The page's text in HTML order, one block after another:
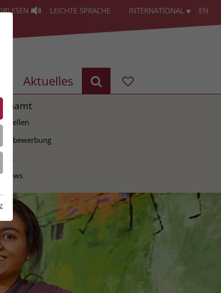
LEICHTE SPRACHE INTERNATIONAL EN
Aktuelles
Stellen